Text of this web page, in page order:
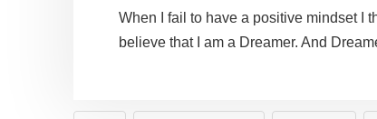
When I fail to have a positive mindset I
believe that I am a Dreamer. And